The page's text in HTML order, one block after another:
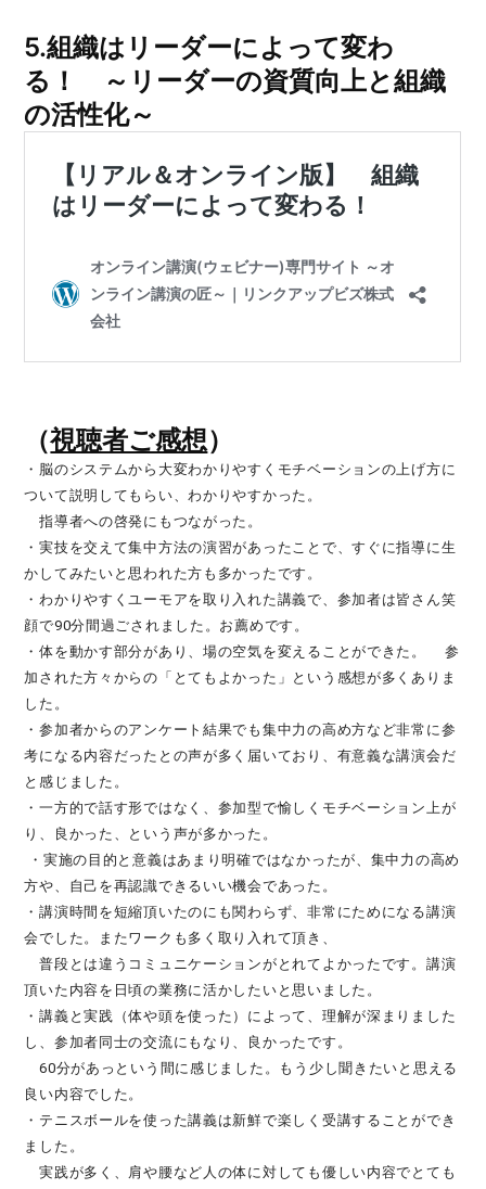
5.組織はリーダーによって変わ
る！ ～リーダーの資質向上と組織
の活性化～
（視聴者ご感想）
・脳のシステムから大変わかりやすくモチベーションの上げ方に
ついて説明してもらい、わかりやすかった。
指導者への啓発にもつながった。
・実技を交えて集中方法の演習があったことで、すぐに指導に生
かしてみたいと思われた方も多かったです。
・わかりやすくユーモアを取り入れた講義で、参加者は皆さん笑
顔で90分間過ごされました。お薦めです。
・体を動かす部分があり、場の空気を変えることができた。 参
加された方々からの「とてもよかった」という感想が多くありま
した。
・参加者からのアンケート結果でも集中力の高め方など非常に参
考になる内容だったとの声が多く届いており、有意義な講演会だ
と感じました。
・一方的で話す形ではなく、参加型で愉しくモチベーション上が
り、良かった、という声が多かった。
・実施の目的と意義はあまり明確ではなかったが、集中力の高め
方や、自己を再認識できるいい機会であった。
・講演時間を短縮頂いたのにも関わらず、非常にためになる講演
会でした。またワークも多く取り入れて頂き、
普段とは違うコミュニケーションがとれてよかったです。講演
頂いた内容を日頃の業務に活かしたいと思いました。
・講義と実践（体や頭を使った）によって、理解が深まりました
し、参加者同士の交流にもなり、良かったです。
60分があっという間に感じました。もう少し聞きたいと思える
良い内容でした。
・テニスボールを使った講義は新鮮で楽しく受講することができ
ました。
実践が多く、肩や腰など人の体に対しても優しい内容でとても